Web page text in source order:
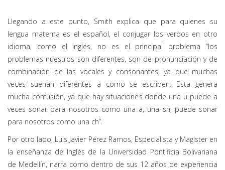
Llegando a este punto, Smith explica que para quienes su
lengua materna es el español, el conjugar los verbos en otro
idioma, como el inglés, no es el principal problema “los
problemas nuestros son diferentes, son de pronunciación y de
combinación de las vocales y consonantes, ya que muchas
veces suenan diferentes a como se escriben. Esta genera
mucha confusión, ya que hay situaciones donde una u puede a
veces sonar para nosotros como una a, una sh, puede sonar
para nosotros como una ch”.
Por otro lado, Luis Javier Pérez Ramos, Especialista y Magister en
la enseñanza de Inglés de la Universidad Pontificia Bolivariana
de Medellín, narra como dentro de sus 12 años de experiencia